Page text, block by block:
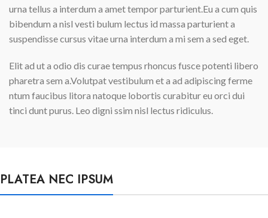
urna tellus a interdum a amet tempor parturient.Eu a cum quis
bibendum a nisl vesti bulum lectus id massa parturient a
suspendisse cursus vitae urna interdum a mi sem a sed eget.
Elit ad ut a odio dis curae tempus rhoncus fusce potenti libero
pharetra sem a.Volutpat vestibulum et a ad adipiscing ferme
ntum faucibus litora natoque lobortis curabitur eu orci dui
tinci dunt purus. Leo digni ssim nisl lectus ridiculus.
PLATEA NEC IPSUM